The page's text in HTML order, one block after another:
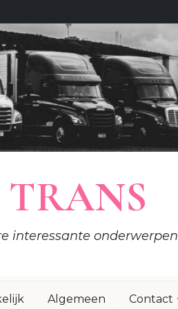
interessante onderwerpen
Algemeen Contact